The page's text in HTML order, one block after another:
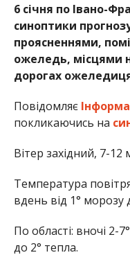
6 січня по Івано-
синоптики
проясненнями,
ожеледь, місцями
дорогах
Повідомляє
покликаючись на
Вітер західний, 7-12
Температура
вдень від 1° морозу
По області: вночі 2-
до 2° тепла.